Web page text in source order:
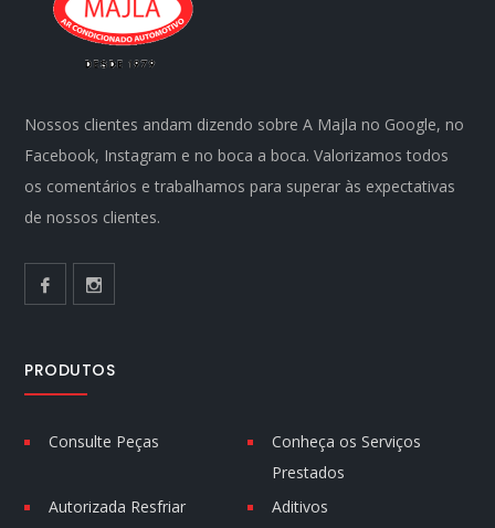
Nossos clientes andam dizendo sobre A Majla no Google, no
Facebook, Instagram e no boca a boca. Valorizamos todos
os comentários e trabalhamos para superar às expectativas
de nossos clientes.
PRODUTOS
Consulte Peças
Conheça os Serviços
Prestados
Autorizada Resfriar
Aditivos